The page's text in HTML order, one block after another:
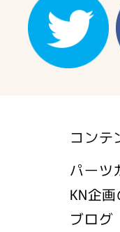
コンテ
パーツ
KN企
ブログ